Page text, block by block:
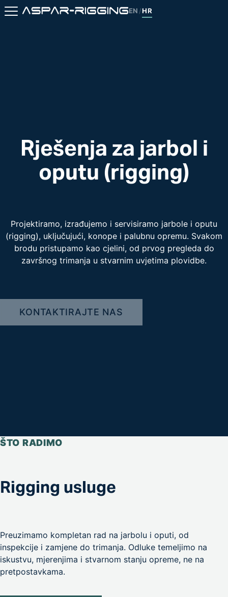
EN /HR
Rješenja za jarbol i
oputu (rigging)
Projektiramo, izrađujemo i servisiramo jarbole i oputu
(rigging), uključujući, konope i palubnu opremu. Svakom
brodu pristupamo kao cjelini, od prvog pregleda do
završnog trimanja u stvarnim uvjetima plovidbe.
KONTAKTIRAJTE NAS
ŠTO RADIMO
Rigging usluge
Preuzimamo kompletan rad na jarbolu i oputi, od
inspekcije i zamjene do trimanja. Odluke temeljimo na
iskustvu, mjerenjima i stvarnom stanju opreme, ne na
pretpostavkama.